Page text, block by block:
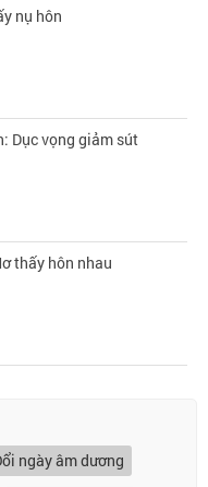
nụ hôn
Dục vọng giảm sút
thấy hôn nhau
ngày âm dương